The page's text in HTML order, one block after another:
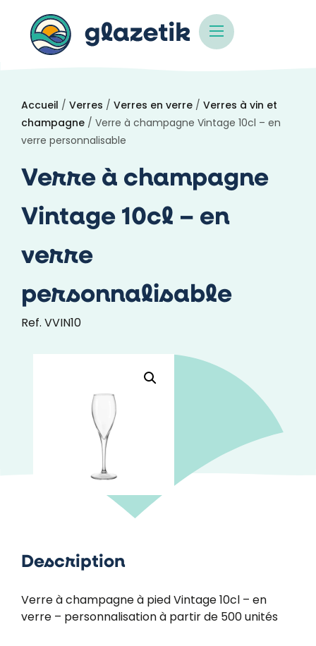
Accueil / Verres / Verres en verre / Verres à vin et
champagne / Verre à champagne Vintage 10cl – en
verre personnalisable
Verre à champagne
Vintage 10cl – en
verre
personnalisable
Ref. VVIN10
Description
Verre à champagne à pied Vintage 10cl – en
verre – personnalisation à partir de 500 unités